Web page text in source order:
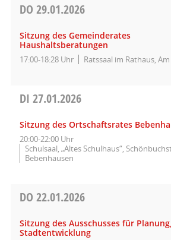
DO 29.01.2026
Sitzung des Gemeinderates
Haushaltsberatungen
17:00-18:28 Uhr Ratssaal im Rathaus,
DI 27.01.2026
Sitzung des Ortschaftsrates
20:00-22:00 Uhr
Schulsaal, „Altes Schulhaus“,
Bebenhausen
DO 22.01.2026
Sitzung des Ausschusses für
Stadtentwicklung